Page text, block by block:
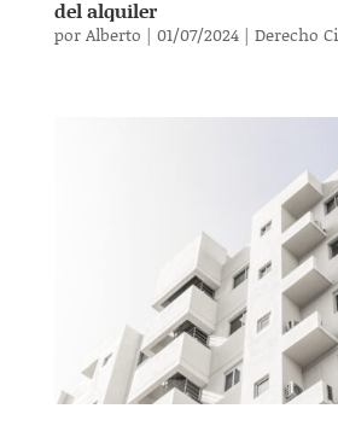
del alquiler
porAlberto | 01/07/2024| Derecho